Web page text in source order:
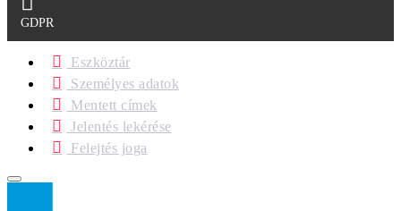
GDPR
Eszköztár
Személyes adatok
Mentett címek
Jelentés lekérése
Felejtés joga